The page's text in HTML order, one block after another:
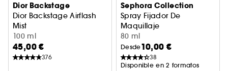
Dior Backstage
Dior Backstage Airflash
Mist
Spray fijador duración e hidratación 24 horas
100 ml
45,00 €
376
Sephora Collection
Spray Fijador De
Maquillaje
12 Horas De Fijación, Sin
80 ml
Desde10,00 €
38
Disponible en 2 formatos